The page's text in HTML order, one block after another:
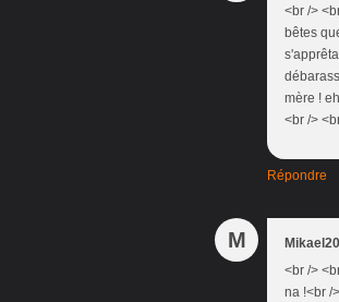
<br />
bêtes
mère !
<br />
Répondre
M
<br />
na !<br /